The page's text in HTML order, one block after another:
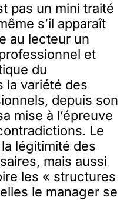
pas un mini traité
s’il apparaît
au lecteur un
et
du
la variété des
depuis son
mise à l’épreuve
Le
légitimité des
mais aussi
les « structures
le manager se